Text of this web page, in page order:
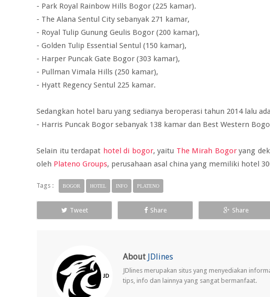
- Park Royal Rainbow Hills Bogor (225 kamar).
- The Alana Sentul City sebanyak 271 kamar,
- Royal Tulip Gunung Geulis Bogor (200 kamar),
- Golden Tulip Essential Sentul (150 kamar),
- Harper Puncak Gate Bogor (303 kamar),
- Pullman Vimala Hills (250 kamar),
- Hyatt Regency Sentul 225 kamar.
Sedangkan hotel baru yang sedianya beroperasi tahun 2014 lalu
- Harris Puncak Bogor sebanyak 138 kamar dan Best Western
Selain itu terdapat hotel di bogor, yaitu The Mirah Bogoryang
oleh Plateno Groups, perusahaan asal china yang memiliki hotel
Tags : BOGOR HOTEL INFO PLATENO
Tweet Share Share
About JDlines
JDlines merupakan situs yang menyediakan
tips, info dan lainnya yang sangat bermanfaat.